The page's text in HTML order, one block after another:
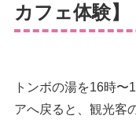
カフェ体験】
トンボの湯を16時〜
アへ戻ると、観光客